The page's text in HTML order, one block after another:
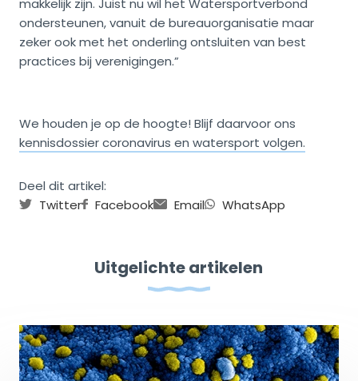
makkelijk zijn. Juist nu wil het Watersportverbond
ondersteunen, vanuit de bureauorganisatie maar
zeker ook met het onderling ontsluiten van best
practices bij verenigingen.”
We houden je op de hoogte! Blijf daarvoor ons
kennisdossier coronavirus en watersport volgen.
Deel dit artikel:
Twitter
Facebook Email WhatsApp
Uitgelichte artikelen